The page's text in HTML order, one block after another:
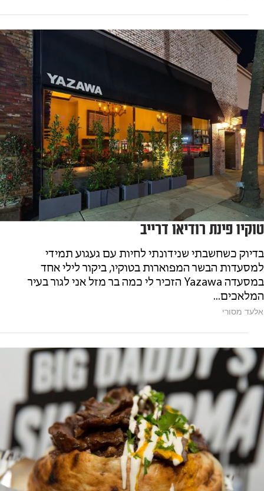
טוקיו פינת רודיאו דרייב
בדיוק כשחשבתי שנידונתי לחיות עם געגוע תמידי
למסעדות הבשר המפוארות בטוקיו, ביקור לילי אחד
במסעדה Yazawa הזכיר לי כמה בר מזל אני לגור בעיר
המלאכים...
אלעד מסורי